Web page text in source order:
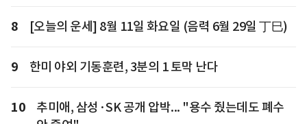
8 [오늘의 운세] 8월 11일 화요일 (음력 6월 29일 丁巳)
9 한미 야외 기동훈련, 3분의 1 토막 난다
10
추미애, 삼성·SK 공개 압박... "용수 줬는데도 폐수